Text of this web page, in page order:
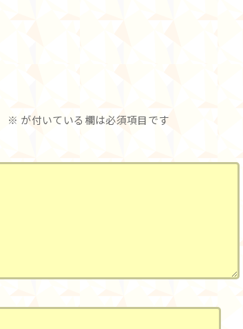
※ が付いている欄は必須項目です